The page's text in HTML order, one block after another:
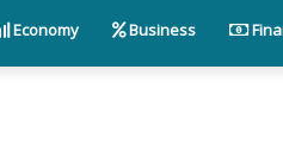
Economy Business